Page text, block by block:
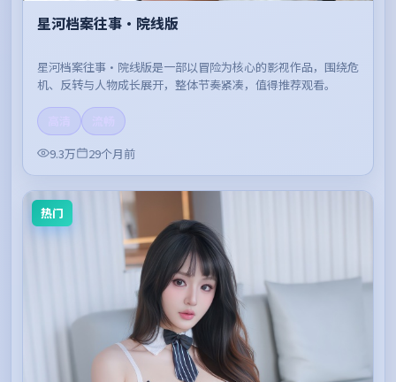
星河档案往事·院线版
星河档案往事·院线版是一部以冒险为核心的影视作品，围绕危
机、反转与人物成长展开，整体节奏紧凑，值得推荐观看。
9.3万
29个月前
热门